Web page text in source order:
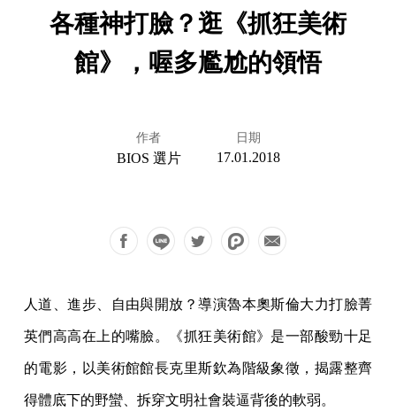
各種神打臉？逛《抓狂美術
館》，喔多尷尬的領悟
作者
BIOS 選片
日期
17.01.2018
人道、進步、自由與開放？導演魯本奧斯倫大力打臉菁
英們高高在上的嘴臉。《抓狂美術館》是一部酸勁十足
的電影，以美術館館長克里斯欽為階級象徵，揭露整齊
得體底下的野蠻、拆穿文明社會裝逼背後的軟弱。